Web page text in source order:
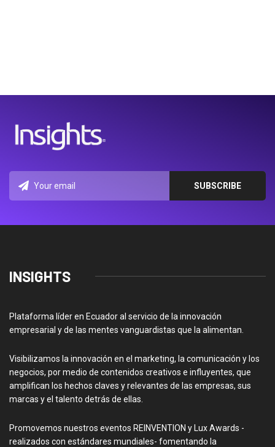
INSIGHTS
Plataforma líder en Ecuador al servicio de la innovación
empresarial y de las mentes vanguardistas que la alimentan.
Visibilizamos la innovación en el marketing, la comunicación y los
negocios, por medio de contenidos creativos e influyentes, que
amplifican los hechos claves y relevantes de las empresas, sus
marcas y el talento detrás de ellas.
Promovemos nuestros eventos REINVENTION y Lux Awards -
realizados con estándares mundiales- fomentando la